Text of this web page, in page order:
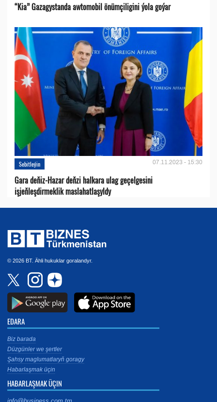
“Kia” Gazagystanda awtomobil önümçiligini ýola goýar
Sebitleýin 07.11.2023 - 15:30
Gara deňiz-Hazar deňzi halkara ulag geçelgesini
işjeňleşdirmeklik maslahatlaşyldy
© 2026 BT. Ähli hukuklar goralandyr.
EDARA
Biz barada
Düzgünler we şertler
Şahsy maglumatlaryň goragy
Habarlaşmak üçin
HABARLAŞMAK ÜÇIN